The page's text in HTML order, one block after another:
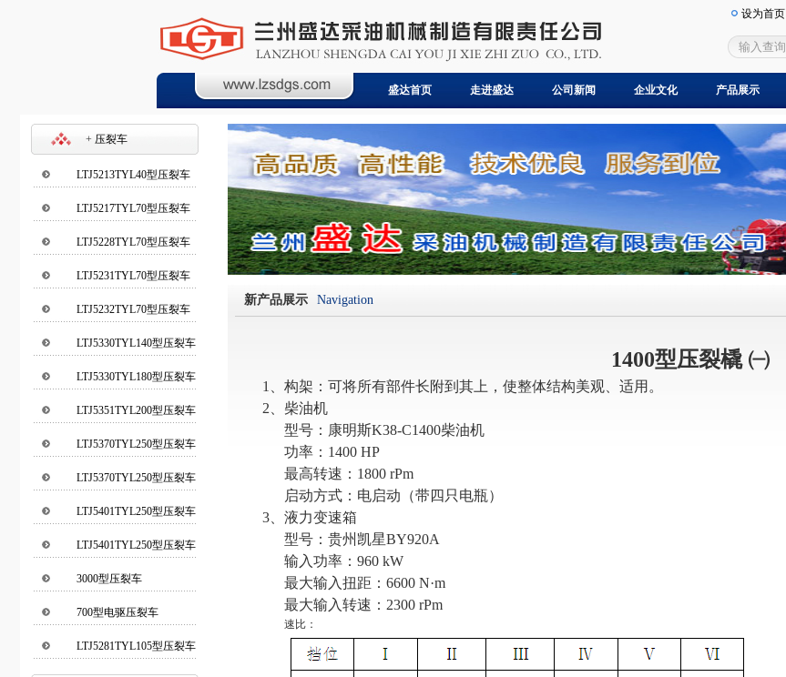
盛达首页 走进盛达 公司新闻 企业文化 产品展示
盛达首页 走进盛达 公司新闻 企业文化 产品展示
设为首页
+ 压裂车
LTJ5213TYL40型压裂车
LTJ5217TYL70型压裂车
LTJ5228TYL70型压裂车
LTJ5231TYL70型压裂车
LTJ5232TYL70型压裂车
LTJ5330TYL140型压裂车
LTJ5330TYL180型压裂车
LTJ5351TYL200型压裂车
LTJ5370TYL250型压裂车
①
LTJ5370TYL250型压裂车
②
LTJ5401TYL250型压裂车
①
LTJ5401TYL250型压裂车
②
3000型压裂车
700型电驱压裂车
LTJ5281TYL105型压裂车
新产品展示 Navigation
1400型压裂橇 ㈠
1
、构架：可将所有部件长附到其上，使整体结构美观、适用。
2 、柴油机
型号：康明斯K38-C1400柴油机
功率：1400 HP
最高转速：1800 rPm
启动方式：电启动（带四只电瓶）
3 、液力变速箱
型号：贵州凯星BY920A
输入功率：960 kW
最大输入扭距：6600 N·m
最大输入转速：2300 rPm
速比：